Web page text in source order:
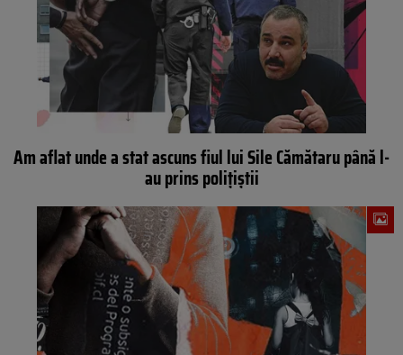
Am aflat unde a stat ascuns fiul lui Sile Cămătaru până l-
au prins polițiștii